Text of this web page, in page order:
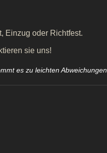
Einzug oder Richtfest.
sie uns!
es zu leichten